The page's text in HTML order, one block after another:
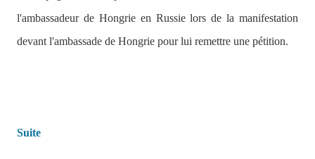
l'ambassadeur de Hongrie en Russie lors de la manifestation
devant l'ambassade de Hongrie pour lui remettre une pétition.
Suite